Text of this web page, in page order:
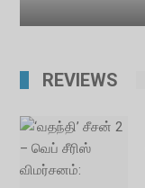
REVIEWS